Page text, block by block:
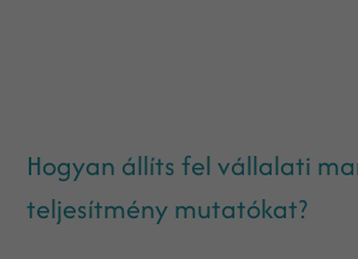
Hogyan állíts fel vállalati
teljesítmény mutatókat?